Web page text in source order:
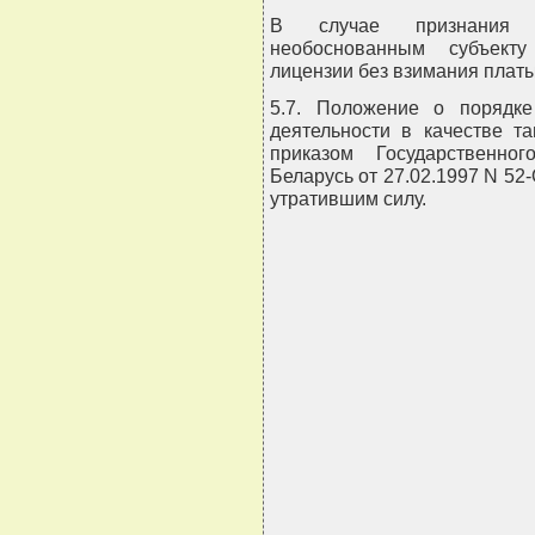
В случае признания
необоснованным
лицензии без взимания
5.7. Положение о
деятельности в качестве
приказом
Беларусь от 27.02.1997 N
утратившим силу.